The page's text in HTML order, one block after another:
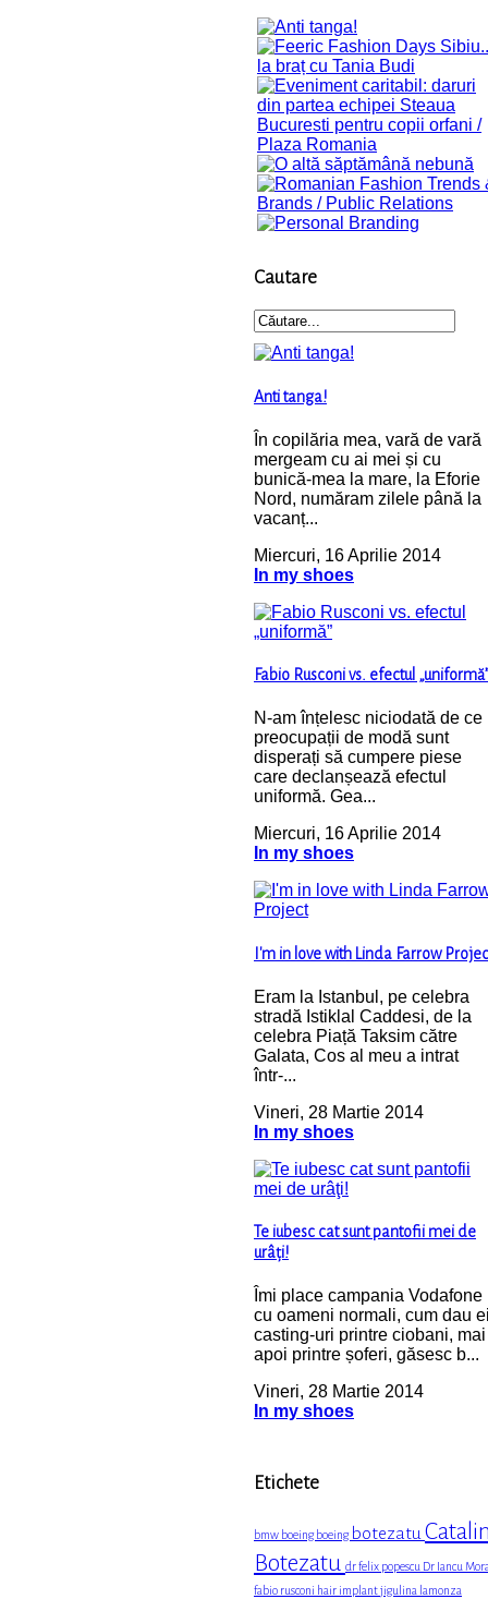
Cautare
Anti tanga!
În copilăria mea, vară de vară
mergeam cu ai mei și cu
bunică-mea la mare, la Eforie
Nord, număram zilele până la
vacanț...
Miercuri, 16 Aprilie 2014
In my shoes
Fabio Rusconi vs. efectul „uniformă”
N-am înțelesc niciodată de ce
preocupații de modă sunt
disperați să cumpere piese
care declanșează efectul
uniformă. Gea...
Miercuri, 16 Aprilie 2014
In my shoes
I'm in love with Linda Farrow
Eram la Istanbul, pe celebra
stradă Istiklal Caddesi, de la
celebra Piață Taksim către
Galata, Cos al meu a intrat
într-...
Vineri, 28 Martie 2014
In my shoes
Te iubesc cat sunt pantofii mei de
urâţi!
Îmi place campania Vodafone
cu oameni normali, cum dau
casting-uri printre ciobani, mai
apoi printre șoferi, găsesc b...
Vineri, 28 Martie 2014
In my shoes
Etichete
bmw boeing boeing botezatu
Botezatu dr felix popescu Dr Iancu
fabio rusconi hair implantjigulina lamonza